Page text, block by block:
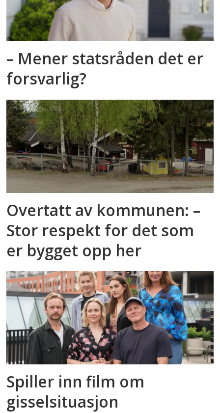
– Mener statsråden det er
forsvarlig?
Overtatt av kommunen: –
Stor respekt for det som
er bygget opp her
Spiller inn film om
gisselsituasjon